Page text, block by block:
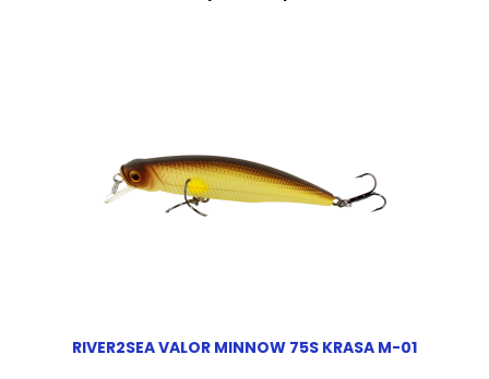
RIVER2SEA VALOR MINNOW 75S KRASA M-01